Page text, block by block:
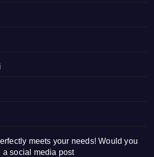
meets your needs! Would you
a social media post